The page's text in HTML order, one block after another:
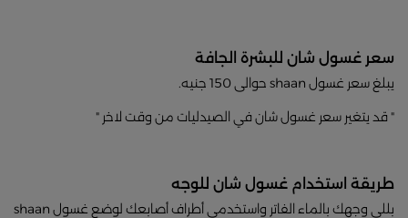
سعر غسول شان للبشرة الجافة
يبلغ سعر غسول shaan حوالى 150 جنيه.
" قد يتغير سعر غسول شان في الصيدليات من وقت لاخر "
طريقة استخدام غسول شان للوجه
بللي وجهك بالماء الفاتر واستخدمي أطراف أصابعك لوضع غسول shaan